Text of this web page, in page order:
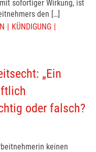
sofortiger Wirkung, ist
den […]
KÜNDIGUNG
„Ein
oder falsch?
keinen